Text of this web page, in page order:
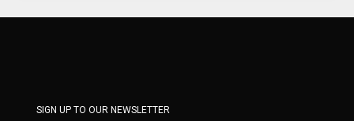
SIGN UP TO OUR NEWSLETTER